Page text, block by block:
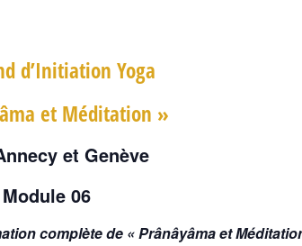
d’Initiation Yoga
et Méditation »
et Genève
Module 06
complète de « Prânâyâma et